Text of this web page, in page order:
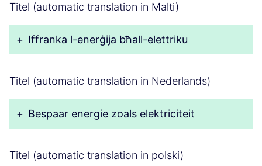
Titel (automatic translation in Malti)
+ Iffranka l-enerġija bħall-elettriku
Titel (automatic translation in Nederlands)
+ Bespaar energie zoals elektriciteit
Titel (automatic translation in polski)